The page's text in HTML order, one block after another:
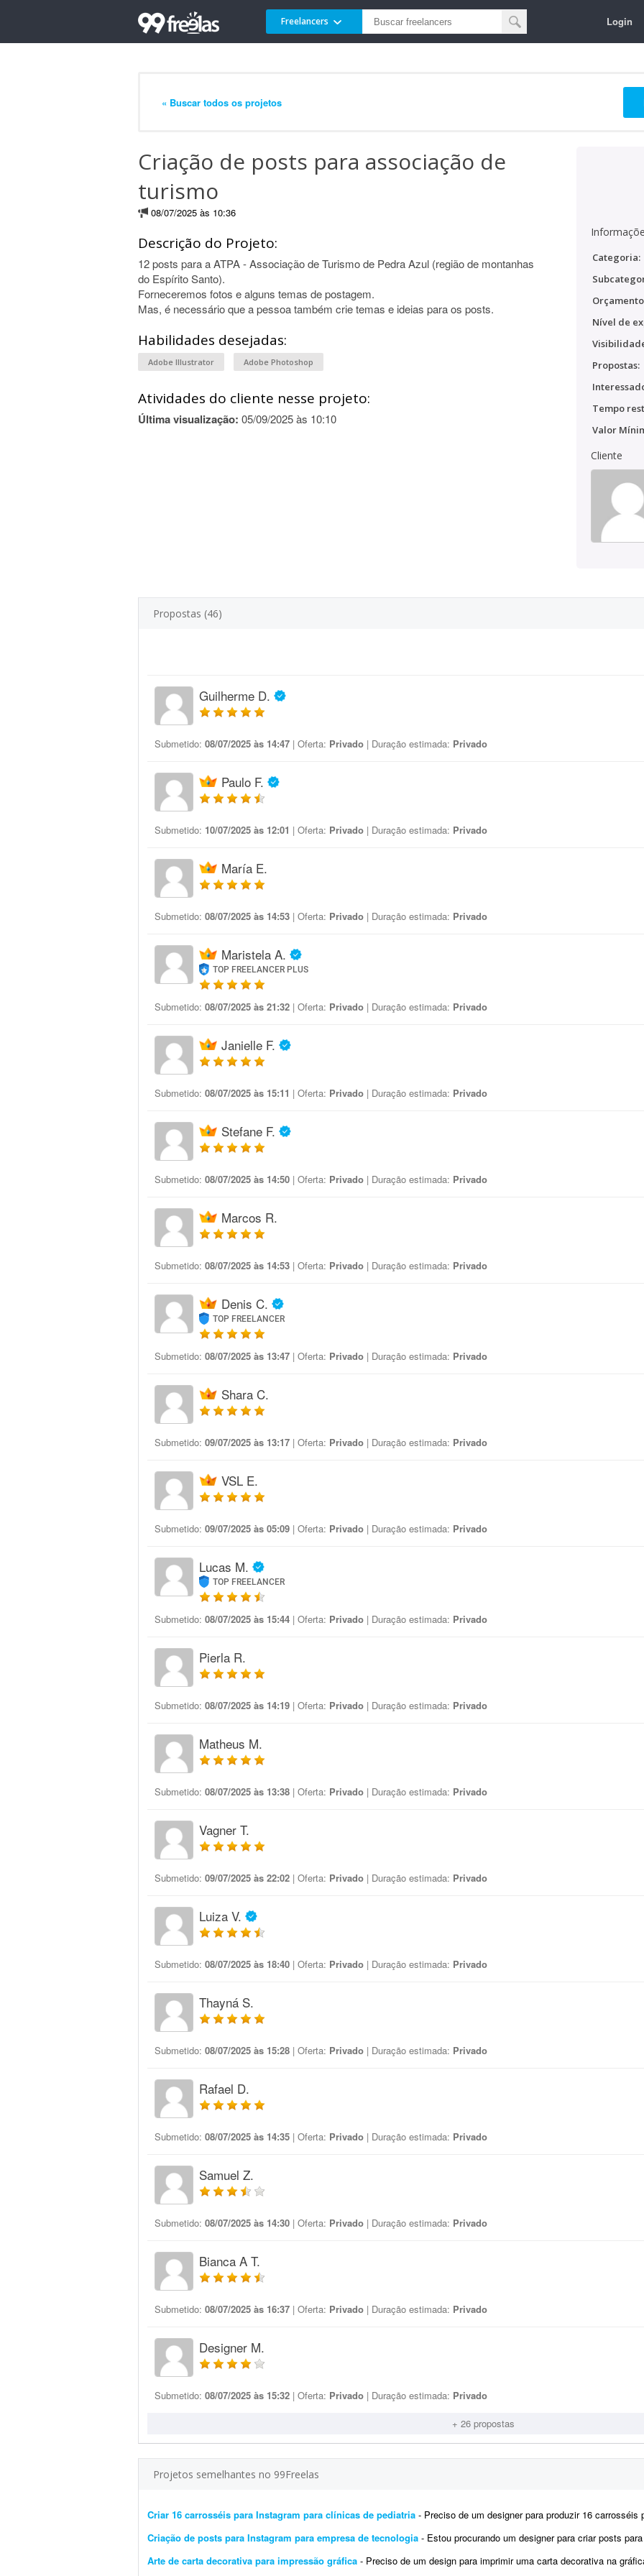
Freelancers Login
« Buscar todos os projetos
Criação de posts para associação de
turismo
08/07/2025 às 10:36
Descrição do Projeto:
12 posts para a ATPA - Associação de Turismo de Pedra Azul (região de montanhas
do Espírito Santo).
Forneceremos fotos e alguns temas de postagem.
Mas, é necessário que a pessoa também crie temas e ideias para os posts.
Habilidades desejadas:
Adobe Illustrator Adobe Photoshop
Atividades do cliente nesse projeto:
Última visualização: 05/09/2025 às 10:10
Categoria:
Nível de
Propostas:
Tempo
Valor
Cliente
Propostas (46)
Guilherme D.
Submetido: 08/07/2025 às 14:47 | Oferta: Privado | Duração estimada: Privado
Paulo F.
Submetido: 10/07/2025 às 12:01 | Oferta: Privado | Duração estimada: Privado
María E.
Submetido: 08/07/2025 às 14:53 | Oferta: Privado | Duração estimada: Privado
Maristela A.
TOP FREELANCER PLUS
Submetido: 08/07/2025 às 21:32 | Oferta: Privado | Duração estimada: Privado
Janielle F.
Submetido: 08/07/2025 às 15:11 | Oferta: Privado | Duração estimada: Privado
Stefane F.
Submetido: 08/07/2025 às 14:50 | Oferta: Privado | Duração estimada: Privado
Marcos R.
Submetido: 08/07/2025 às 14:53 | Oferta: Privado | Duração estimada: Privado
Denis C.
TOP FREELANCER
Submetido: 08/07/2025 às 13:47 | Oferta: Privado | Duração estimada: Privado
Shara C.
Submetido: 09/07/2025 às 13:17 | Oferta: Privado | Duração estimada: Privado
VSL E.
Submetido: 09/07/2025 às 05:09 | Oferta: Privado | Duração estimada: Privado
Lucas M.
TOP FREELANCER
Submetido: 08/07/2025 às 15:44 | Oferta: Privado | Duração estimada: Privado
Pierla R.
Submetido: 08/07/2025 às 14:19 | Oferta: Privado | Duração estimada: Privado
Matheus M.
Submetido: 08/07/2025 às 13:38 | Oferta: Privado | Duração estimada: Privado
Vagner T.
Submetido: 09/07/2025 às 22:02 | Oferta: Privado | Duração estimada: Privado
Luiza V.
Submetido: 08/07/2025 às 18:40 | Oferta: Privado | Duração estimada: Privado
Thayná S.
Submetido: 08/07/2025 às 15:28 | Oferta: Privado | Duração estimada: Privado
Rafael D.
Submetido: 08/07/2025 às 14:35 | Oferta: Privado | Duração estimada: Privado
Samuel Z.
Submetido: 08/07/2025 às 14:30 | Oferta: Privado | Duração estimada: Privado
Bianca A T.
Submetido: 08/07/2025 às 16:37 | Oferta: Privado | Duração estimada: Privado
Designer M.
Submetido: 08/07/2025 às 15:32 | Oferta: Privado | Duração estimada: Privado
+ 26 propostas
Projetos semelhantes no 99Freelas
Criar 16 carrosséis para Instagram para clínicas de pediatria - Preciso de um designer para produzir 16 carrosséis para Instagram (aproximadamente 5 slides
Criação de posts para Instagram para empresa de tecnologia - Estou procurando um designer para criar posts para o Instagram da D'Orsay Studio, uma empresa
Arte de carta decorativa para impressão gráfica - Preciso de um design para imprimir uma carta decorativa na gráfica. A arte deve ser editável em PDF,